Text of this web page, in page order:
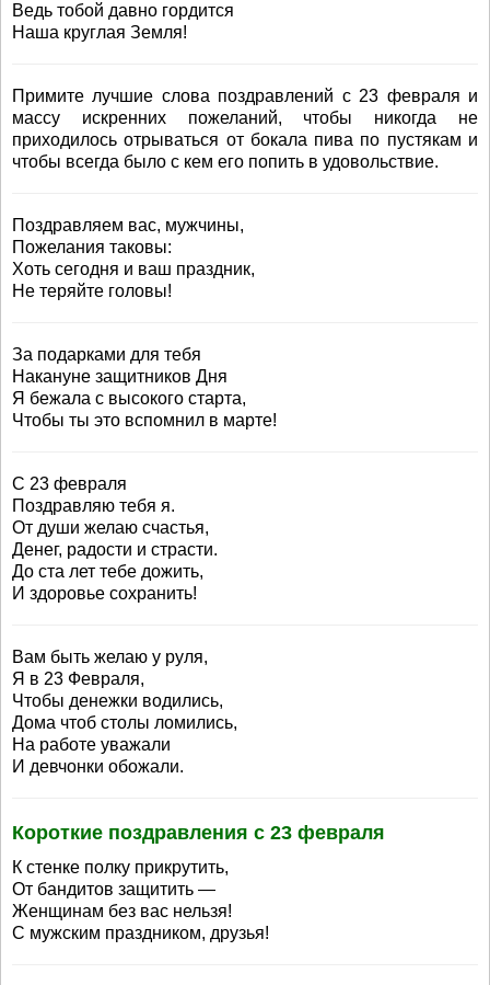
Ведь тобой давно гордится
Наша круглая Земля!
Примите лучшие слова поздравлений с 23 февраля и
массу искренних пожеланий, чтобы никогда не
приходилось отрываться от бокала пива по пустякам и
чтобы всегда было с кем его попить в удовольствие.
Поздравляем вас, мужчины,
Пожелания таковы:
Хоть сегодня и ваш праздник,
Не теряйте головы!
За подарками для тебя
Накануне защитников Дня
Я бежала с высокого старта,
Чтобы ты это вспомнил в марте!
С 23 февраля
Поздравляю тебя я.
От души желаю счастья,
Денег, радости и страсти.
До ста лет тебе дожить,
И здоровье сохранить!
Вам быть желаю у руля,
Я в 23 Февраля,
Чтобы денежки водились,
Дома чтоб столы ломились,
На работе уважали
И девчонки обожали.
Короткие поздравления с 23 февраля
К стенке полку прикрутить,
От бандитов защитить —
Женщинам без вас нельзя!
С мужским праздником, друзья!